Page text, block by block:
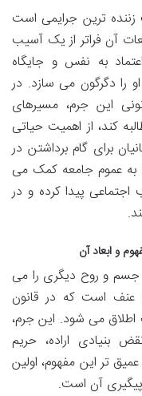
ترین جرایمی است
آن فراتر از یک آسیب
به نفس و جایگاه
را دگرگون می سازد. در
این جرم، مسیرهای
کند، از اهمیت حیاتی
برای گام برداشتن در
به عموم جامعه کمک می
پیدا کرده و در
جسم و روح دیگری را می
عنف است که در قانون
اطلاق می شود. این جرم،
اراده، حریم
تر این مفهوم، اولین
آن است.